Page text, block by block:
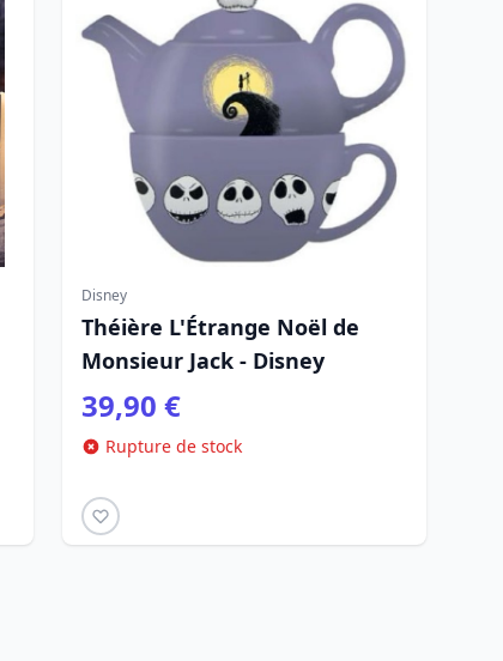
Disney
Théière L'Étrange Noël de
Monsieur Jack - Disney
39,90 €
Rupture de stock